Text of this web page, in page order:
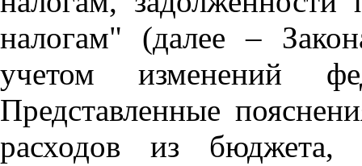
налогам" (далее –
учетом изменений
Представленные
расходов из бюджета,